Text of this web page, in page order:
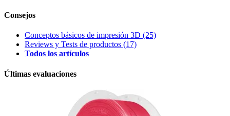
Consejos
Conceptos básicos de impresión 3D (25)
Reviews y Tests de productos (17)
Todos los artículos
Últimas evaluaciones